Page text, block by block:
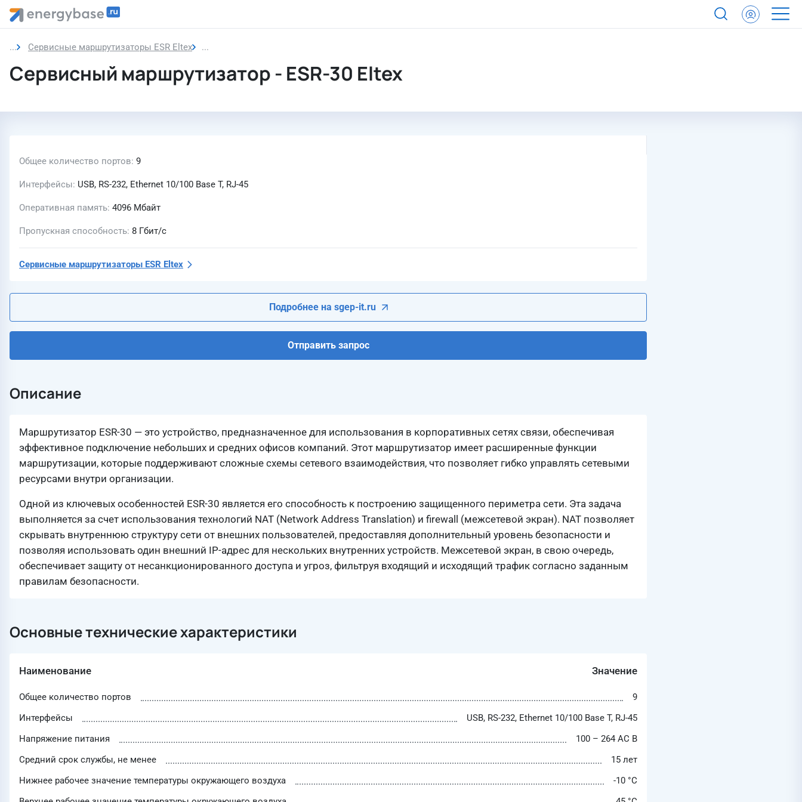
Сервисные маршрутизаторы ESR Eltex Сервисный маршрутизатор
Сервисный маршрутизатор - ESR-30 Eltex
Общее количество портов 9
Интерфейсы USB, RS-232, Ethernet 10/100 Base T, RJ-45
Оперативная память 4096 Мбайт
Пропускная способность 8 Гбит/с
Сервисные маршрутизаторы ESR Eltex
Подробнее на sgep-it.ru
Отправить запрос
Описание
Маршрутизатор ESR-30 — это устройство, предназначенное для использования в корпоративных сетях связи, обеспечивая
эффективное подключение небольших и средних офисов компаний. Этот маршрутизатор имеет расширенные функции
маршрутизации, которые поддерживают сложные схемы сетевого взаимодействия, что позволяет гибко управлять сетевыми
ресурсами внутри организации.
Одной из ключевых особенностей ESR-30 является его способность к построению защищенного периметра сети. Эта задача
выполняется за счет использования технологий NAT (Network Address Translation) и firewall (межсетевой экран). NAT позволяет
скрывать внутреннюю структуру сети от внешних пользователей, предоставляя дополнительный уровень безопасности и
позволяя использовать один внешний IP-адрес для нескольких внутренних устройств. Межсетевой экран, в свою очередь,
обеспечивает защиту от несанкционированного доступа и угроз, фильтруя входящий и исходящий трафик согласно заданным
правилам безопасности.
Основные технические характеристики
Наименование Значение
Общее количество портов
9
Интерфейсы
USB, RS-232, Ethernet 10/100 Base T, RJ-45
Напряжение питания
100 – 264 AC В
Средний срок службы, не менее
15 лет
Нижнее рабочее значение температуры окружающего воздуха
-10 °C